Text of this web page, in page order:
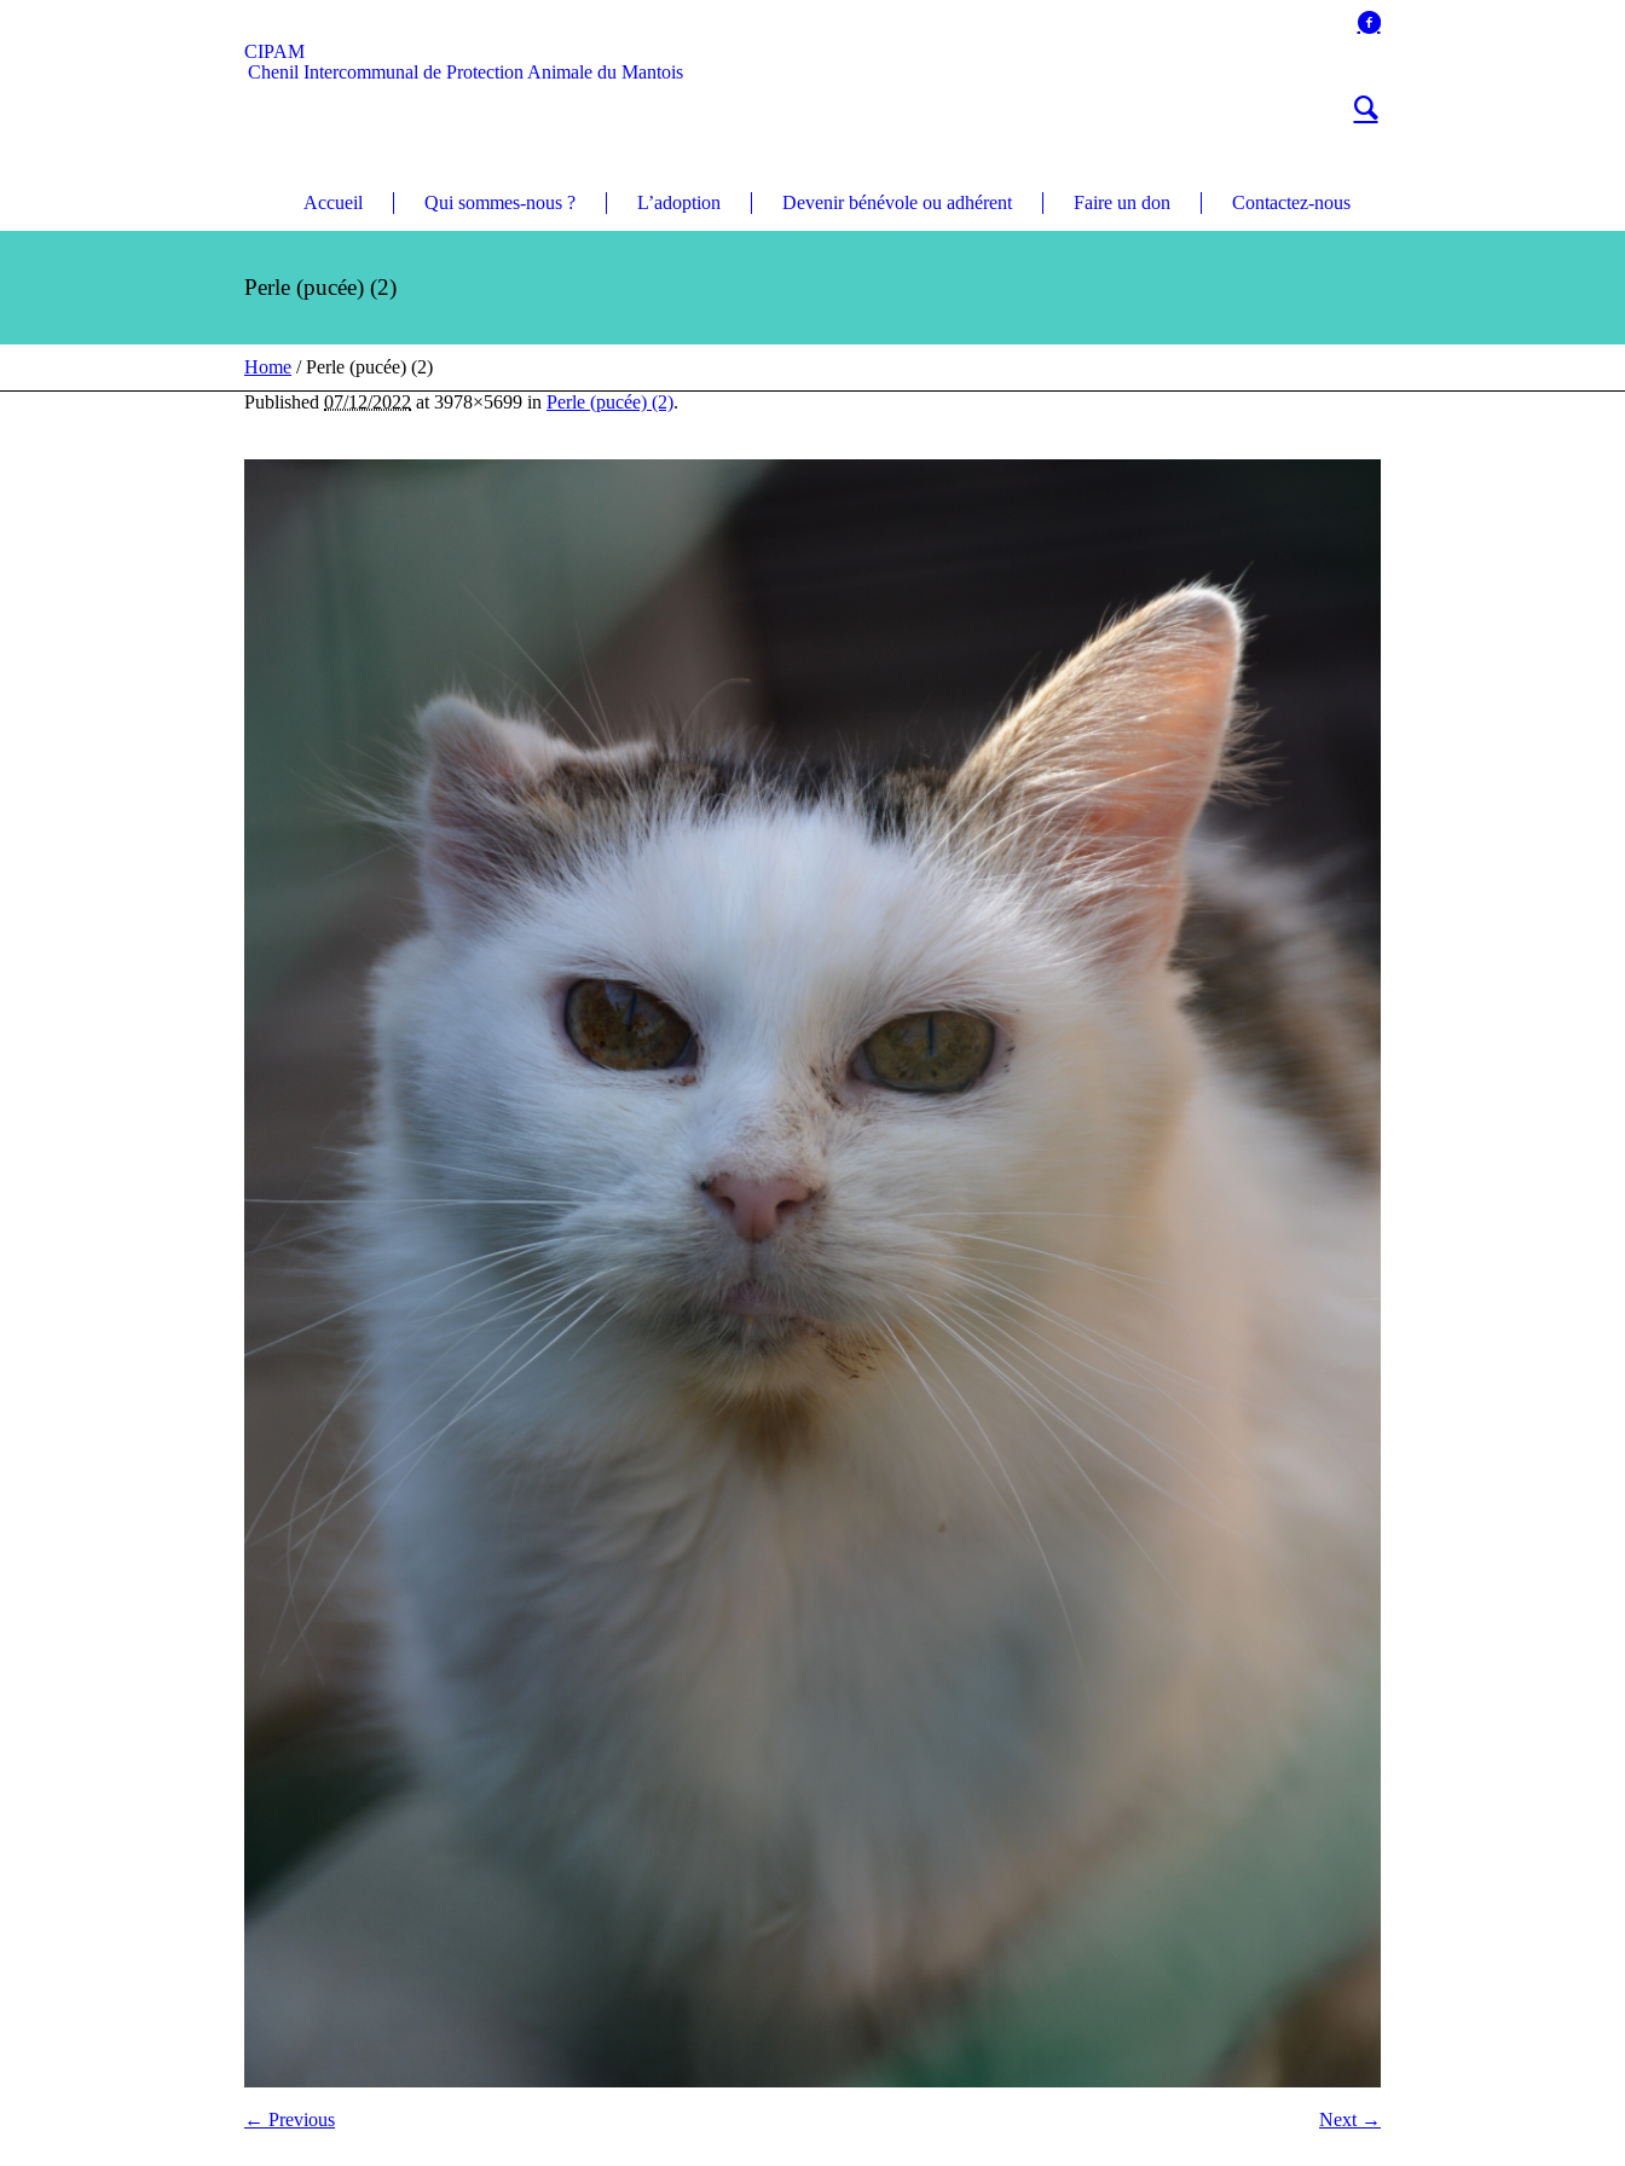
CIPAM
Chenil Intercommunal de Protection Animale du Mantois
Accueil Qui sommes-nous ? L’adoption Devenir bénévole ou adhérent Faire un don Contactez-nous
Perle (pucée) (2)
Home /Perle (pucée) (2)
Published 07/12/2022 at 3978×5699 in Perle (pucée) (2).
← Previous Next →